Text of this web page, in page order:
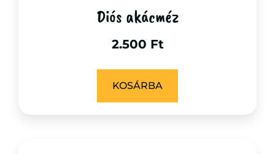
Diós akácméz
2.500 Ft
KOSÁRBA